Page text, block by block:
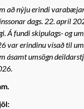
að nýju erindi
dags. 22. apríl
Á fundi skipulags- og
var erindinu vísað til
ásamt umsögn